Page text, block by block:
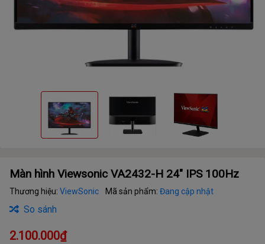
Màn hình Viewsonic VA2432-H 24" IPS 100Hz
Thương hiệu: ViewSonic Mã sản phẩm: Đang cập nhật
So sánh
2.100.000₫